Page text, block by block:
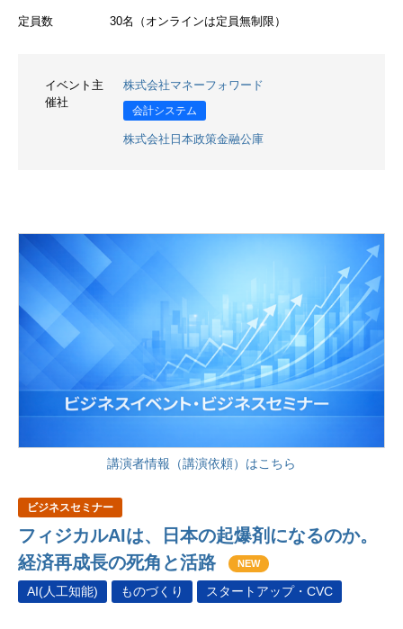
定員数 30名（オンラインは定員無制限）
イベント主
催社
株式会社マネーフォワード
会計システム
株式会社日本政策金融公庫
講演者情報（講演依頼）はこちら
ビジネスセミナー
フィジカルAIは、日本の起爆剤になるのか。
経済再成長の死角と活路
NEW
AI(人工知能) ものづくり スタートアップ・CVC